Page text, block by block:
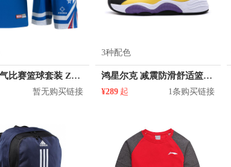
准者 透气比赛篮球套装 Z118210177
暂无购买链接
3种配色
鸿星尔克 减震防滑舒适篮球鞋 11120304412
¥289 起 1条购买链接